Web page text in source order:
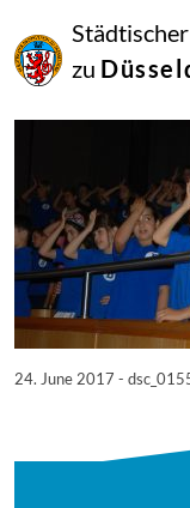
Städtischer
zu
Juni
2017
Manfred Hill
24. June 2017 -